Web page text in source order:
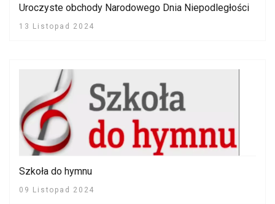
Uroczyste obchody Narodowego Dnia Niepodległości
13 Listopad 2024
Szkoła do hymnu
09 Listopad 2024